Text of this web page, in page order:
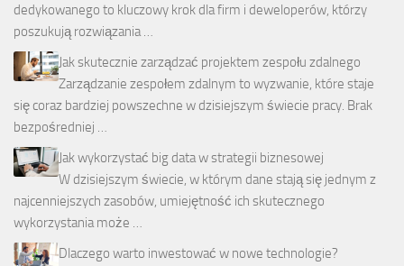
dedykowanego to kluczowy krok dla firm i deweloperów, którzy
poszukują rozwiązania …
Jak skutecznie zarządzać projektem zespołu zdalnego
Zarządzanie zespołem zdalnym to wyzwanie, które staje
się coraz bardziej powszechne w dzisiejszym świecie pracy. Brak
bezpośredniej …
Jak wykorzystać big data w strategii biznesowej
W dzisiejszym świecie, w którym dane stają się jednym z
najcenniejszych zasobów, umiejętność ich skutecznego
wykorzystania może …
Dlaczego warto inwestować w nowe technologie?